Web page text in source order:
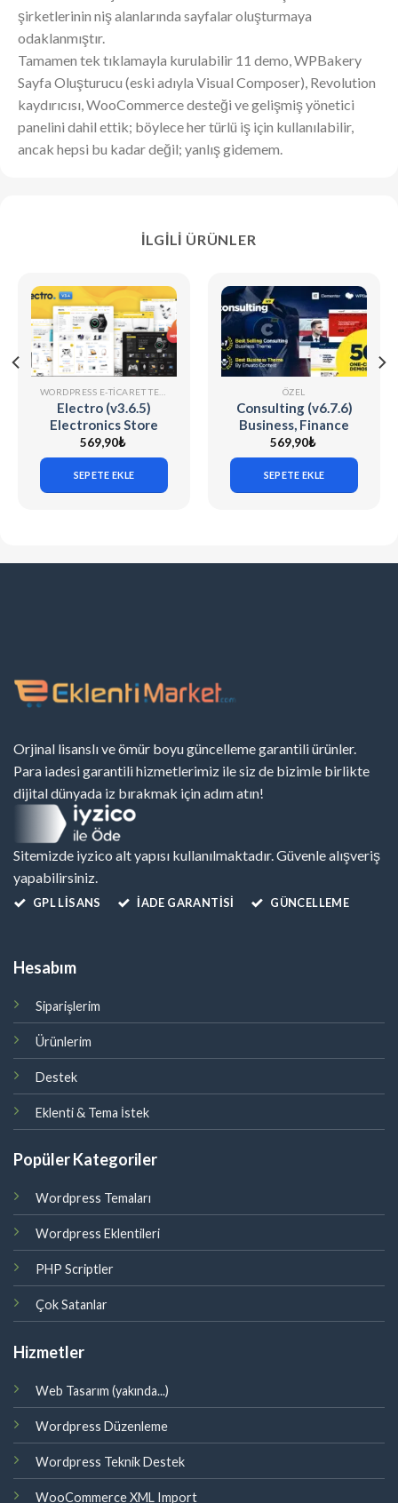
şirketlerinin niş alanlarında sayfalar oluşturmaya
odaklanmıştır.
Tamamen tek tıklamayla kurulabilir 11 demo, WPBakery
Sayfa Oluşturucu (eski adıyla Visual Composer), Revolution
kaydırıcısı, WooCommerce desteği ve gelişmiş yönetici
panelini dahil ettik; böylece her türlü iş için kullanılabilir,
ancak hepsi bu kadar değil; yanlış gidemem.
İLGILI ÜRÜNLER
Electro (v3.6.5)
Electronics Store
WooCommerce
Theme
569,90₺
SEPETE EKLE
ÖZEL
Consulting (v6.7.6)
Business, Finance
WordPress Theme
569,90₺
SEPETE EKLE
Orjinal lisanslı ve ömür boyu güncelleme garantili ürünler.
Para iadesi garantili hizmetlerimiz ile siz de bizimle birlikte
dijital dünyada iz bırakmak için adım atın!
Sitemizde iyzico alt yapısı kullanılmaktadır. Güvenle alışveriş
yapabilirsiniz.
GPL LISANS İADE GARANTİSİ GÜNCELLEME
Hesabım
Siparişlerim
Ürünlerim
Destek
Eklenti & Tema İstek
Popüler Kategoriler
Wordpress Temaları
Wordpress Eklentileri
PHP Scriptler
Çok Satanlar
Hizmetler
Web Tasarım (yakında...)
Wordpress Düzenleme
Wordpress Teknik Destek
WooCommerce XML Import